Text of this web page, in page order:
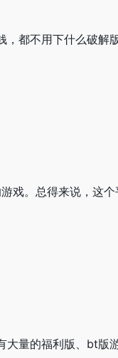
都不用下什么破解
戏。总得来说，这
量的福利版、bt版